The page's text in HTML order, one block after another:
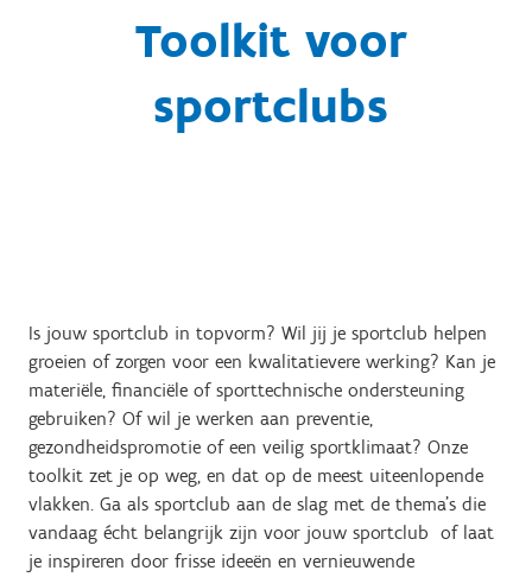
Toolkit voor
sportclubs
Is jouw sportclub in topvorm? Wil jij je sportclub helpen
groeien of zorgen voor een kwalitatievere werking? Kan je
materiële, financiële of sporttechnische ondersteuning
gebruiken? Of wil je werken aan preventie,
gezondheidspromotie of een veilig sportklimaat? Onze
toolkit zet je op weg, en dat op de meest uiteenlopende
vlakken. Ga als sportclub aan de slag met de thema’s die
vandaag écht belangrijk zijn voor jouw sportclub of laat
je inspireren door frisse ideeën en vernieuwende